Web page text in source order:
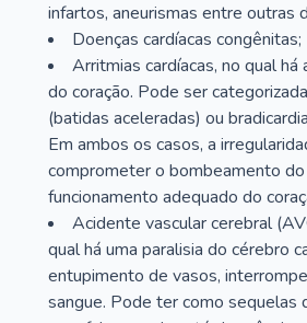
infartos, aneurismas entre outras
Doenças cardíacas congênitas;
Arritmias cardíacas, no qual
do coração. Pode ser
(batidas aceleradas) ou
Em ambos os casos, a
comprometer o bombeamento
funcionamento adequado do
Acidente vascular cerebral
qual há uma paralisia do cérebro
entupimento de vasos,
sangue. Pode ter como sequelas